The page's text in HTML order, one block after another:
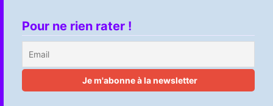
Pour ne rien rater !